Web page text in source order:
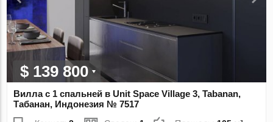
$ 139 800
Вилла с 1 спальней в Unit Space Village 3, Tabanan,
Табанан, Индонезия № 7517